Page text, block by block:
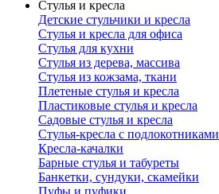
Стулья и кресла
Детские стульчики и кресла
Стулья и кресла для офиса
Стулья для кухни
Стулья из дерева, массива
Стулья из кожзама, ткани
Плетеные стулья и кресла
Пластиковые стулья и кресла
Садовые стулья и кресла
Стулья-кресла с подлокотниками
Кресла-качалки
Барные стулья и табуреты
Банкетки, сундуки, скамейки
Пуфы и пуфики